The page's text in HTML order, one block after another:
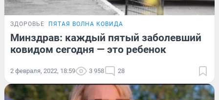
ЗДОРОВЬЕ ПЯТАЯ ВОЛНА КОВИДА
Минздрав: каждый пятый заболевший
ковидом сегодня — это ребенок
2 февраля, 2022, 18:59 3 958 28